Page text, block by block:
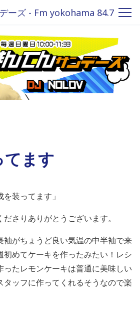
ーズ - Fm yokohama 84.7
てます
装ってます」
さりありがとうございます。
袖がちょうど良い気温の中半袖で来
初めてケーキを作ったみたい！レシ
ったレモンケーキは普通に美味しい
タッフに作ってくれるそうなので楽